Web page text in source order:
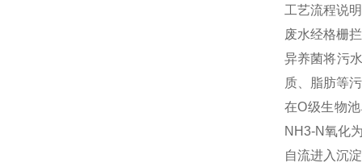
工艺流程说
废水经格栅
异养菌将污
质、脂肪等
在O级生物
NH3-N氧化
自流进入沉